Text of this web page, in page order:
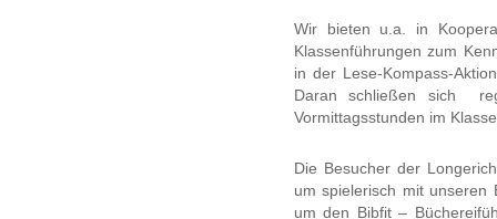
Wir bieten u.a. in
Klassenführungen zum
in der Lese-Kompass-
Daran schließen sich
Vormittagsstunden im
Die Besucher der
um spielerisch mit unseren
um den Bibfit –